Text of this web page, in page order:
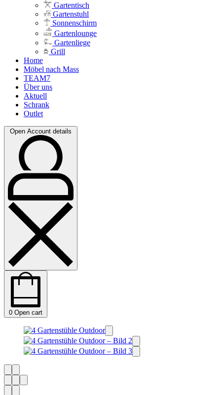
Gartentisch
Gartenstuhl
Sonnenschirm
Gartenlounge
Gartenliege
Grill
Home
Möbel nach Mass
TEAM7
Über uns
Aktuell
Schrank
Outlet
Open Account details
0 Open cart